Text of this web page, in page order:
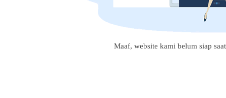
Maaf, website kami belum siap